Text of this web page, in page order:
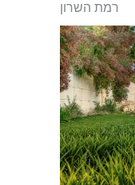
רמת השרון